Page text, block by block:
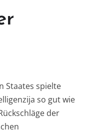
Staates spielte
ija so gut wie
der